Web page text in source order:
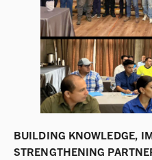
BUILDING KNOWLEDGE,
STRENGTHENING